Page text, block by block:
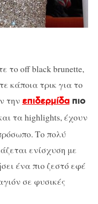
το off black brunette,
κάποια τρικ για το
την επιδερμίδα πιο
τα highlights, έχουν
Το πολύ
ενίσχυση με
ένα πιο ζεστό εφέ
σε φυσικές